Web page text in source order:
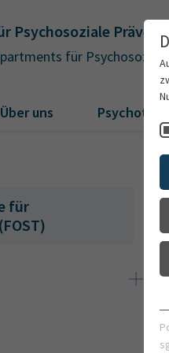
Psychosoziale
für
Über uns
für